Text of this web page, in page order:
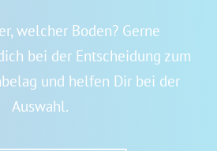
welcher Boden? Gerne
bei der Entscheidung zum
und helfen Dir bei der
Auswahl.